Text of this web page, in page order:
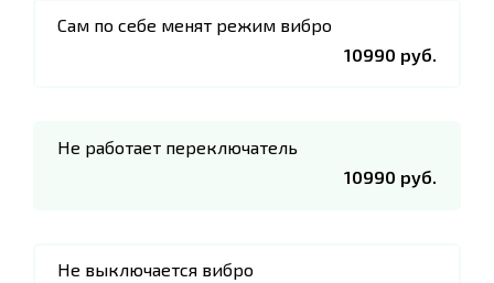
Сам по себе менят режим вибро
10990 руб.
Не работает переключатель
10990 руб.
Не выключается вибро